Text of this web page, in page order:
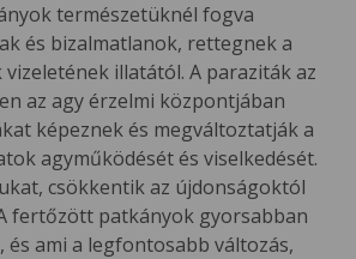
természetüknél fogva
és bizalmatlanok, rettegnek a
vizeletének illatától. A paraziták az
az agy érzelmi központjában
képeznek és megváltoztatják a
agyműködését és viselkedését.
csökkentik az újdonságoktól
fertőzött patkányok gyorsabban
és ami a legfontosabb változás,